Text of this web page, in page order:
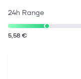
24h Range
5,58 €